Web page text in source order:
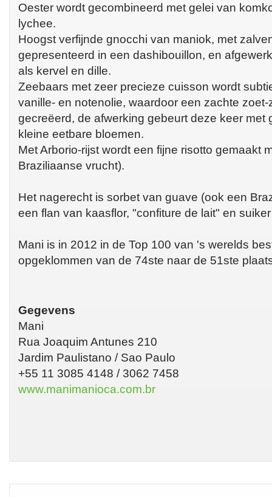
Oester wordt gecombineerd met gelei van
lychee.
Hoogst verfijnde gnocchi van maniok, met
gepresenteerd in een dashibouillon, en
als kervel en dille.
Zeebaars met zeer precieze cuisson wordt
vanille- en notenolie, waardoor een zachte
gecreëerd, de afwerking gebeurt deze keer met
kleine eetbare bloemen.
Met Arborio-rijst wordt een fijne risotto gemaakt
Braziliaanse vrucht).
Het nagerecht is sorbet van guave (ook een
een flan van kaasflor, "confiture de lait" en
Mani is in 2012 in de Top 100 van 's werelds
opgeklommen van de 74ste naar de 51ste
Gegevens
Mani
Rua Joaquim Antunes 210
Jardim Paulistano / Sao Paulo
+55 11 3085 4148 / 3062 7458
www.manimanioca.com.br